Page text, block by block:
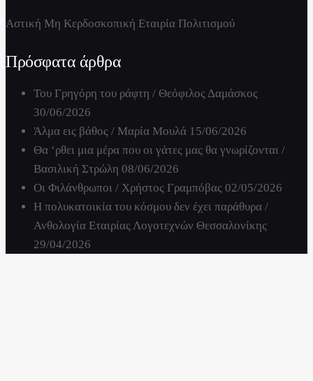
Αστική Μη Κερδοσκοπική Εταιρία Πολιτισμού
Πρόσφατα άρθρα
Του Γρηγόρη του ράφτη / Θεόφιλος Δαμάσκος
30/06/2026
Άλμα εις βάθος / Μαρία Μουλά 15/06/2026
Θα ‘ρθει μια μέρα που οι γάτες μας θα γνωρίζονται /
Βασιλική Στρώλη 08/06/2026
Οι Φιλάνθρωποι / Χρήστος Γραμπόβας 02/05/2026
Η πολυκατοικία του κόσμου δεν έχει παράθυρα /
Ανθολογία Εταιρίας Λογοτεχνών Θεσσαλονίκης
29/04/2026